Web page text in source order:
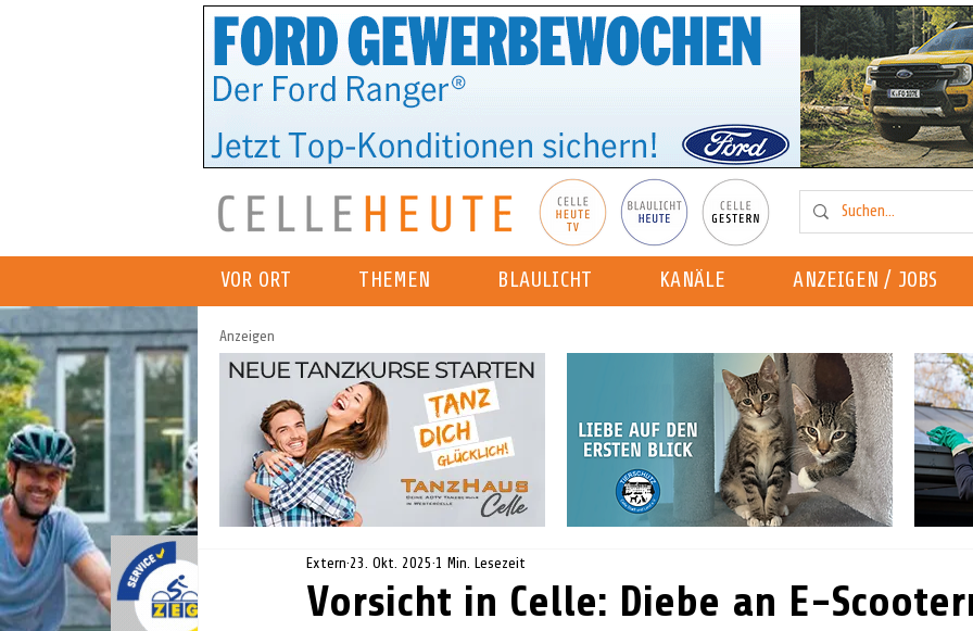
VOR ORT THEMEN BLAULICHT KANÄLE ANZEIGEN / JOBS
Anzeigen
Vorsicht in Celle: Diebe an E-
Extern 23. Okt. 2025 1 Min. Lesezeit